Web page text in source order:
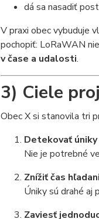
dá sa nasadiť
V praxi obec vybuduje
pochopiť: LoRaWAN
v čase a udalosti.
3) Ciele
Obec X si stanovila tri
Detekovať
Nie je potrebné
Znížiť čas
Úniky sú drahé
Zaviesť